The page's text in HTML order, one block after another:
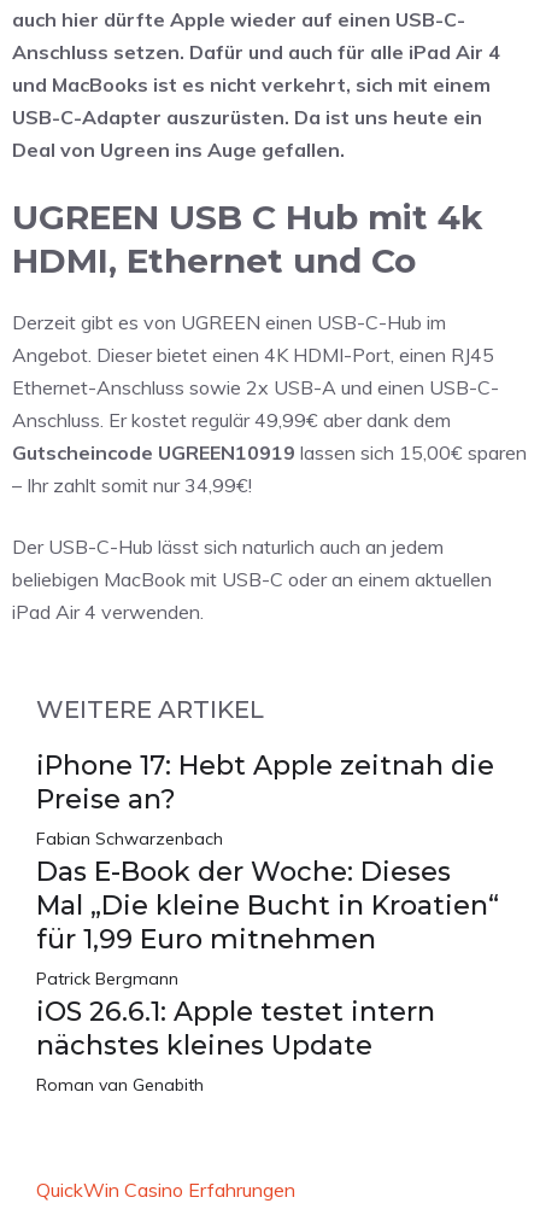
auch hier dürfte Apple wieder auf einen USB-C-
Anschluss setzen. Dafür und auch für alle iPad Air 4
und MacBooks ist es nicht verkehrt, sich mit einem
USB-C-Adapter auszurüsten. Da ist uns heute ein
Deal von Ugreen ins Auge gefallen.
UGREEN USB C Hub mit 4k
HDMI, Ethernet und Co
Derzeit gibt es von UGREEN einen USB-C-Hub im
Angebot. Dieser bietet einen 4K HDMI-Port, einen RJ45
Ethernet-Anschluss sowie 2x USB-A und einen USB-C-
Anschluss. Er kostet regulär 49,99€ aber dank dem
Gutscheincode UGREEN10919 lassen sich 15,00€ sparen
– Ihr zahlt somit nur 34,99€!
Der USB-C-Hub lässt sich naturlich auch an jedem
beliebigen MacBook mit USB-C oder an einem aktuellen
iPad Air 4 verwenden.
WEITERE ARTIKEL
iPhone 17: Hebt Apple zeitnah die
Preise an?
Fabian Schwarzenbach
Das E-Book der Woche: Dieses
Mal „Die kleine Bucht in Kroatien“
für 1,99 Euro mitnehmen
Patrick Bergmann
iOS 26.6.1: Apple testet intern
nächstes kleines Update
Roman van Genabith
QuickWin Casino Erfahrungen